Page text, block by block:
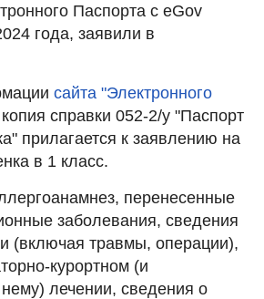
Паспорта с eGov
года, заявили в
сайта "Электронного
справки 052-2/у "Паспорт
прилагается к заявлению на
в 1 класс.
перенесенные
заболевания, сведения
(включая травмы, операции),
курортном (и
лечении, сведения о